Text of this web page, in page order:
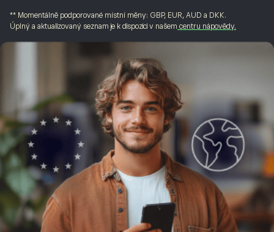
** Momentálně podporované místní měny: GBP, EUR, AUD a DKK.
Úplný a aktualizovaný seznam je k dispozici v našem centru nápovědy.